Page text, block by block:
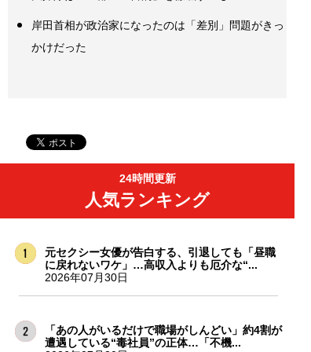
岸田首相が政治家になったのは「差別」問題がきっ
かけだった
24時間更新
人気ランキング
元セクシー女優が告白する、引退しても「昼職
に戻れないワケ」…高収入よりも厄介な“...
2026年07月30日
「あの人がいるだけで職場がしんどい」約4割が
遭遇している“毒社員”の正体…「不機...